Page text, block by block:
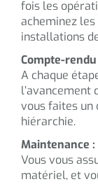
fois les
acheminez
installations
Compte-rendu
A chaque
l’avancement
vous faites un
hiérarchie.
Maintenance :
Vous vous
matériel, et